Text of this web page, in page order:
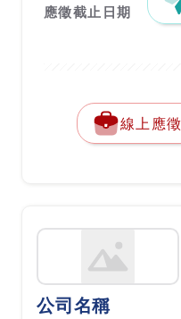
應徵截止日期
線上應徵
公司名稱